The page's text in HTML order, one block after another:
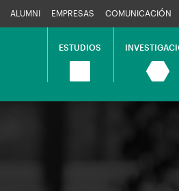
ALUMNI EMPRESAS COMUNICACIÓN
Navegació
ESTUDIOS